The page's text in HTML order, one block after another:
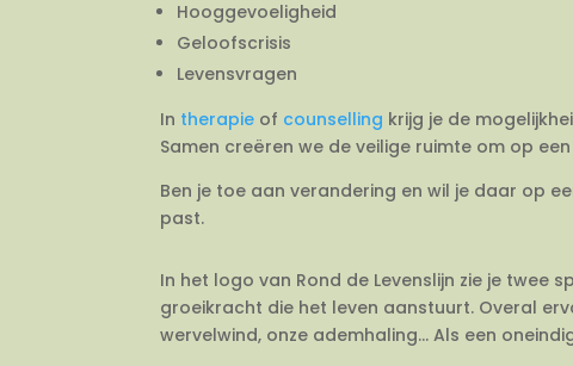
Hooggevoeligheid
Geloofscrisis
Levensvragen
In therapie of counselling krijg je de
Samen creëren we de veilige ruimte om op
Ben je toe aan verandering en wil je daar op
past.
In het logo van Rond de Levenslijn zie je twee
groeikracht die het leven aanstuurt. Overal
wervelwind, onze ademhaling… Als een